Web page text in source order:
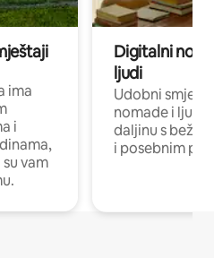
ima
i
vam
Digitalni
ljudi
Udobni
nomade i ljude
daljinu s
i posebnim